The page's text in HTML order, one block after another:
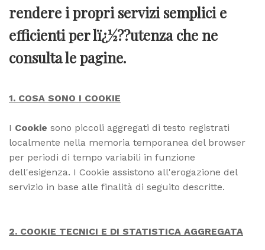
rendere i propri servizi semplici e
efficienti per lï¿½??utenza che ne
consulta le pagine.
1. COSA SONO I COOKIE
I Cookie sono piccoli aggregati di testo registrati
localmente nella memoria temporanea del browser
per periodi di tempo variabili in funzione
dell'esigenza. I Cookie assistono all'erogazione del
servizio in base alle finalità di seguito descritte.
2. COOKIE TECNICI E DI STATISTICA AGGREGATA